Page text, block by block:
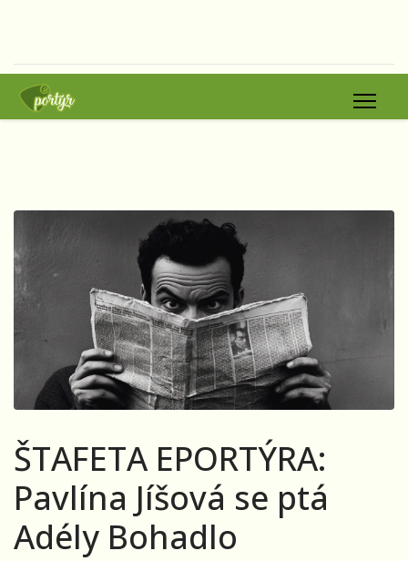
ŠTAFETA EPORTÝRA:
Pavlína Jíšová se ptá
Adély Bohadlo